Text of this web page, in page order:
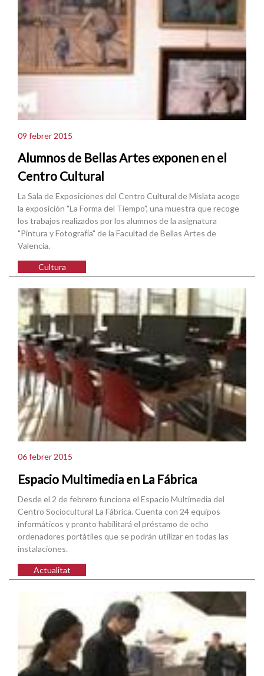
09 febrer 2015
Alumnos de Bellas Artes exponen en el
Centro Cultural
La Sala de Exposiciones del Centro Cultural de Mislata acoge
la exposición "La Forma del Tiempo", una muestra que recoge
los trabajos realizados por los alumnos de la asignatura
"Pintura y Fotografía" de la Facultad de Bellas Artes de
Valencia.
Cultura
06 febrer 2015
Espacio Multimedia en La Fábrica
Desde el 2 de febrero funciona el Espacio Multimedia del
Centro Sociocultural La Fábrica. Cuenta con 24 equipos
informáticos y pronto habilitará el préstamo de ocho
ordenadores portátiles que se podrán utilizar en todas las
instalaciones.
Actualitat